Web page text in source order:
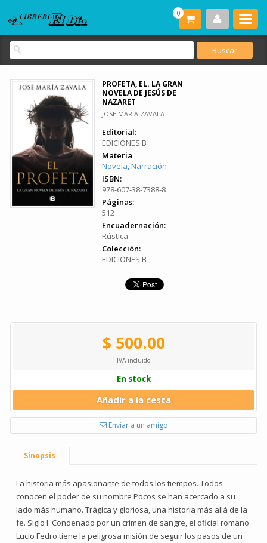
0
PROFETA, EL. LA GRAN
NOVELA DE JESÚS DE
NAZARET
JOSE MARIA ZAVALA
Editorial:
EDICIONES B
Materia
Novela, Narración
ISBN:
978-607-38-7388-8
Páginas:
512
Encuadernación:
Rústica
Colección:
EDICIONES B
$ 500.00
IVA incluido
En stock
Añadir a la cesta
Enviar a un amigo
Sinopsis
La historia más apasionante de todos los tiempos. Todos
conocen el poder de su nombre Pocos se han acercado a su
lado más humano. Trágica y gloriosa, una historia más allá de la
fe. Siglo I. Condenado por un crimen de sangre, el oficial romano
Lucio Fedro tiene la peligrosa misión de seguir los pasos de un